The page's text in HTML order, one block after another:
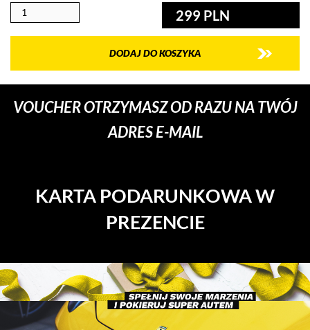
299 PLN
DODAJ DO KOSZYKA
VOUCHER OTRZYMASZ OD RAZU NA TWÓJ
ADRES E-MAIL
KARTA PODARUNKOWA W
PREZENCIE